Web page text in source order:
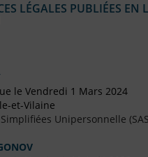
LÉGALES PUBLIÉES
le Vendredi 1 Mars 2024
et-Vilaine
Unipersonnelle